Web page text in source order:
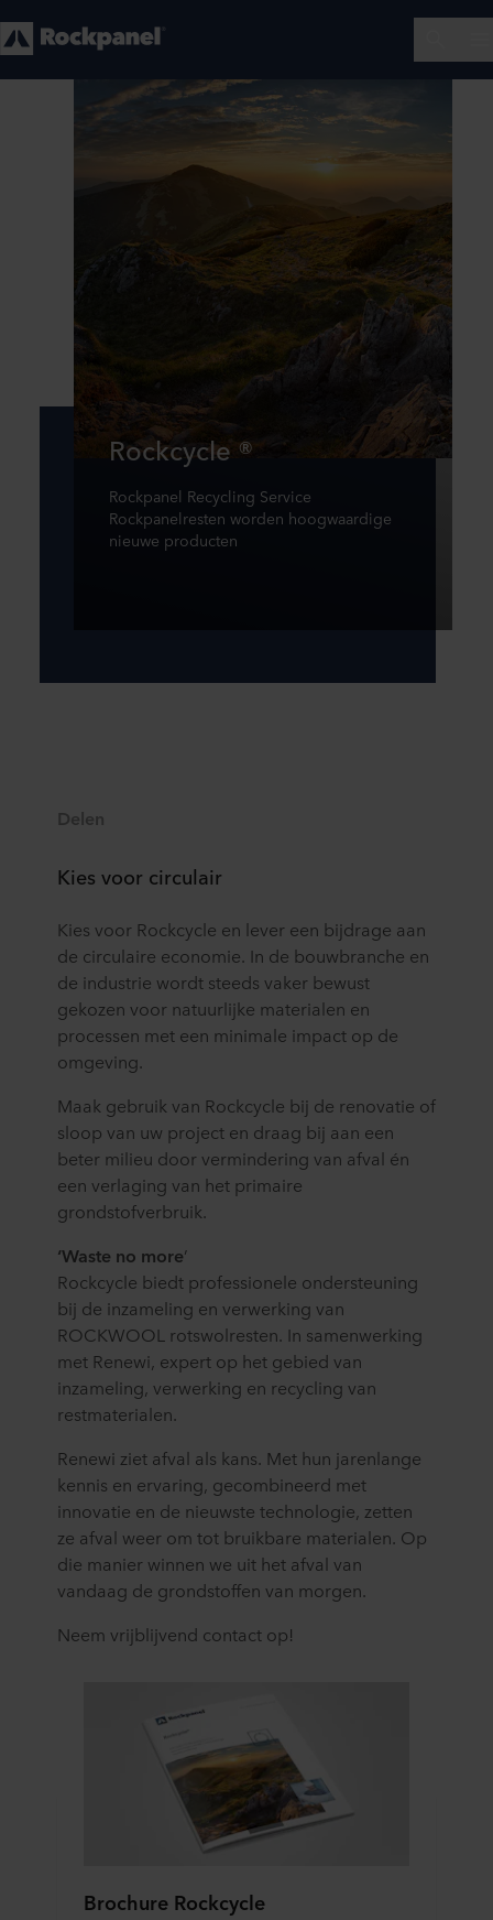
Rockcycle ®
Rockpanel Recycling Service
Rockpanelresten worden hoogwaardige
nieuwe producten
Delen
Kies voor circulair
Kies voor Rockcycle en lever een bĳdrage aan
de circulaire economie. In de bouwbranche en
de industrie wordt steeds vaker bewust
gekozen voor natuurlijke materialen en
processen met een minimale impact op de
omgeving.
Maak gebruik van Rockcycle bĳ de renovatie of
sloop van uw project en draag bĳ aan een
beter milieu door vermindering van afval én
een verlaging van het primaire
grondstofverbruik.
‘Waste no more’
Rockcycle biedt professionele ondersteuning
bij de inzameling en verwerking van
ROCKWOOL rotswolresten. In samenwerking
met Renewi, expert op het gebied van
inzameling, verwerking en recycling van
restmaterialen.
Renewi ziet afval als kans. Met hun jarenlange
kennis en ervaring, gecombineerd met
innovatie en de nieuwste technologie, zetten
ze afval weer om tot bruikbare materialen. Op
die manier winnen we uit het afval van
vandaag de grondstoffen van morgen.
Neem vrijblijvend contact op!
Brochure Rockcycle